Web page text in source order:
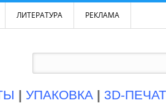
ЛИТЕРАТУРА РЕКЛАМА
| УПАКОВКА | 3D-